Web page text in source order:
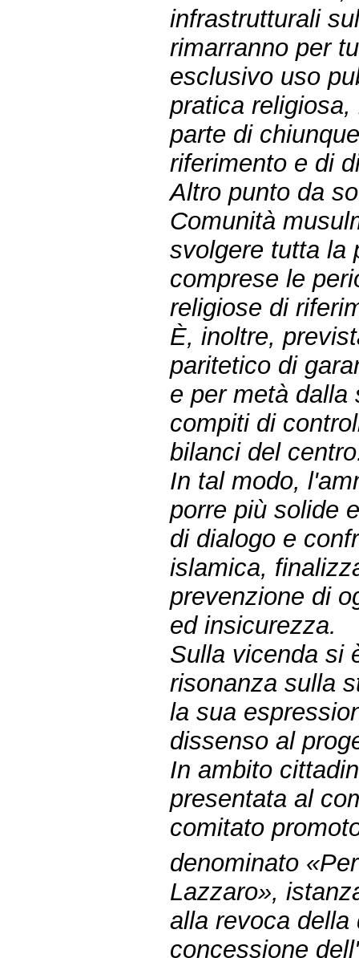
infrastrutturali
rimarranno per
esclusivo uso
pratica
parte di
riferimento e di
Altro punto da
Comunità
svolgere tutta la
comprese le
religiose di
È, inoltre,
paritetico di
e per metà dalla
compiti di
bilanci del
In tal modo,
porre più solide
di dialogo e
islamica,
prevenzione di
ed insicurezza.
Sulla vicenda si
risonanza sulla
la sua
dissenso al
In ambito
presentata al
comitato
denominato
Lazzaro»,
alla revoca della
concessione